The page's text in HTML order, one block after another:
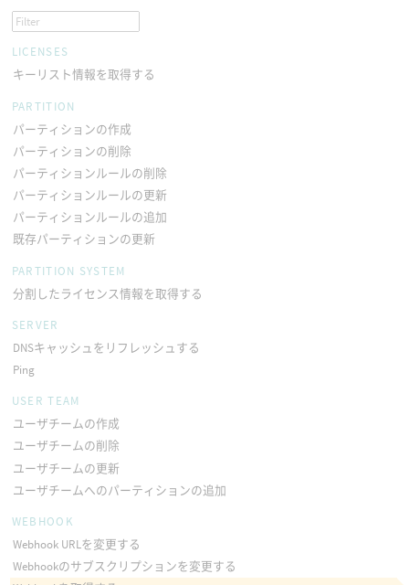
LICENSES
キーリスト情報を取得する
PARTITION
パーティションの作成
パーティションの削除
パーティションルールの削除
パーティションルールの更新
パーティションルールの追加
既存パーティションの更新
PARTITION SYSTEM
分割したライセンス情報を取得する
SERVER
DNSキャッシュをリフレッシュする
Ping
USER TEAM
ユーザチームの作成
ユーザチームの削除
ユーザチームの更新
ユーザチームへのパーティションの追加
WEBHOOK
Webhook URLを変更する
Webhookのサブスクリプションを変更する